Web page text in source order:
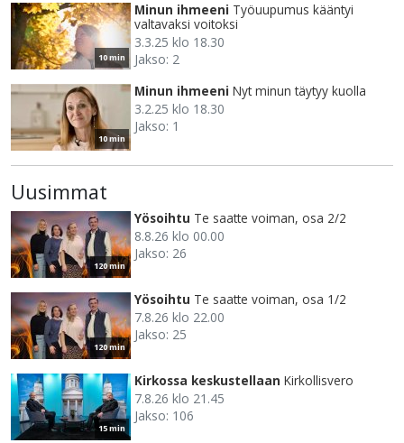
10 min
Minun ihmeeni Työuupumus kääntyi
valtavaksi voitoksi
3.3.25 klo 18.30
Jakso: 2
10 min
Minun ihmeeni Nyt minun täytyy kuolla
3.2.25 klo 18.30
Jakso: 1
Uusimmat
120 min
Yösoihtu Te saatte voiman, osa 2/2
8.8.26 klo 00.00
Jakso: 26
120 min
Yösoihtu Te saatte voiman, osa 1/2
7.8.26 klo 22.00
Jakso: 25
15 min
Kirkossa keskustellaan Kirkollisvero
7.8.26 klo 21.45
Jakso: 106